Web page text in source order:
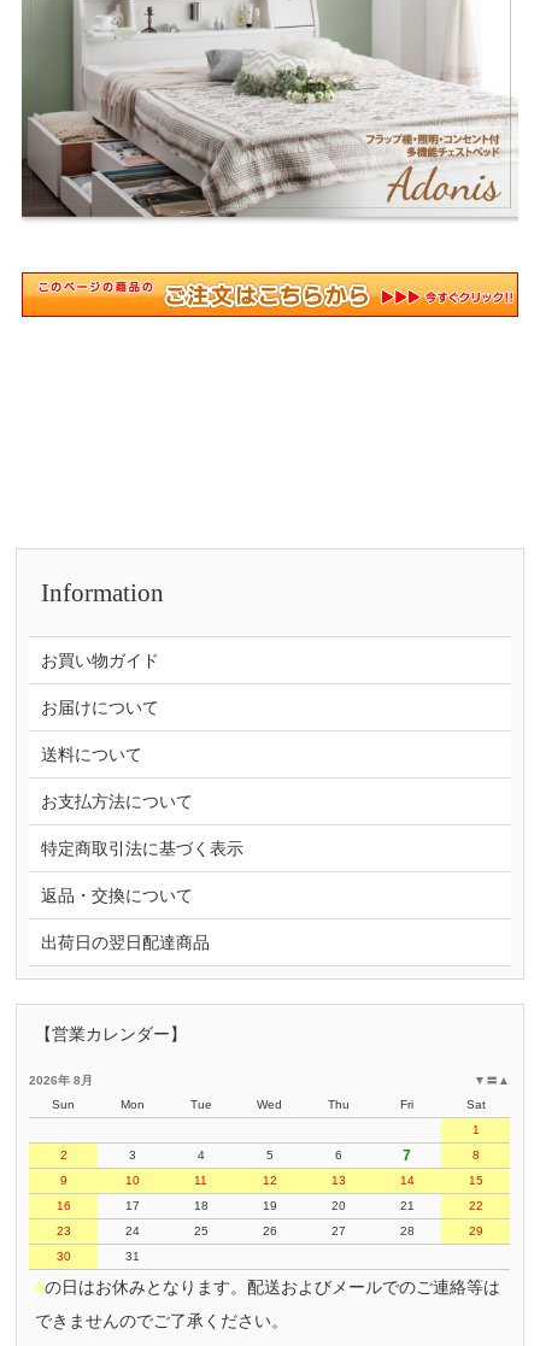
Information
お買い物ガイド
お届けについて
送料について
お支払方法について
特定商取引法に基づく表示
返品・交換について
出荷日の翌日配達商品
【営業カレンダー】
▲
〓
▼
2026年 8月
Sun
Mon Tue Wed Thu Fri
Sat
1
2
3 4 5 6 7
8
9
10 11 12 13 14
15
16
17 18 19 20 21
22
23
24 25 26 27 28
29
30
31
■の日はお休みとなります。配送およびメールでのご連絡等は
できませんのでご了承ください。